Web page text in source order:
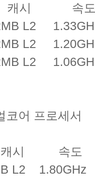
캐시 속도
L2
L2
L2
어 프로세서
캐시 속도
L2